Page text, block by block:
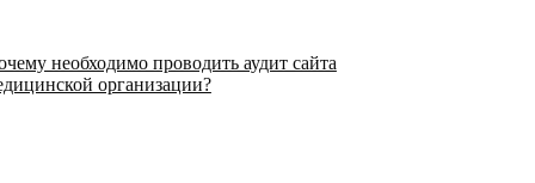
необходимо проводить аудит сайта
организации?